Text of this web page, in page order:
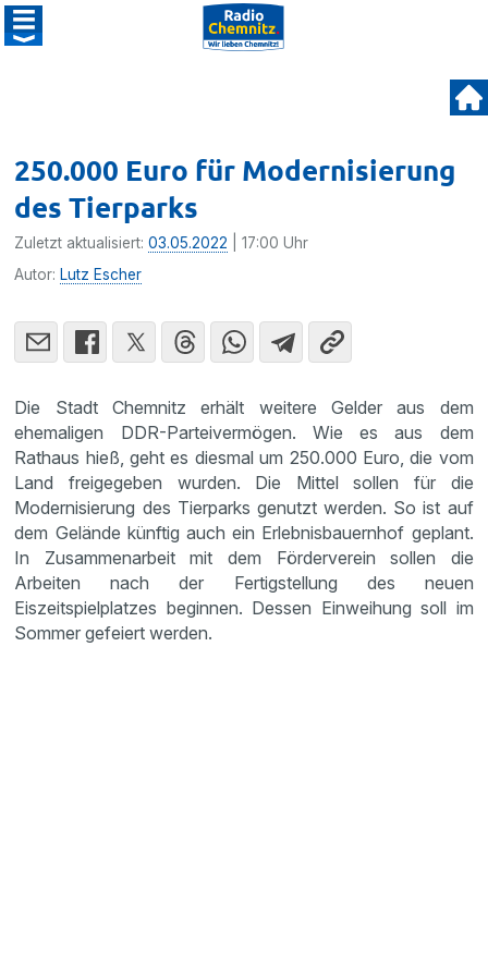
250.000 Euro für Modernisierung
des Tierparks
Zuletzt aktualisiert:03.05.2022 | 17:00 Uhr
Autor: Lutz Escher
Die Stadt Chemnitz erhält weitere Gelder aus dem
ehemaligen DDR-Parteivermögen. Wie es aus dem
Rathaus hieß, geht es diesmal um 250.000 Euro, die vom
Land freigegeben wurden. Die Mittel sollen für die
Modernisierung des Tierparks genutzt werden. So ist auf
dem Gelände künftig auch ein Erlebnisbauernhof geplant.
In Zusammenarbeit mit dem Förderverein sollen die
Arbeiten nach der Fertigstellung des neuen
Eiszeitspielplatzes beginnen. Dessen Einweihung soll im
Sommer gefeiert werden.